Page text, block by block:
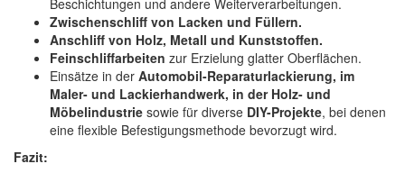
Zwischenschliff von Lacken und Füllern.
Anschliff von Holz, Metall und Kunststoffen.
Feinschliffarbeiten zur Erzielung glatter Oberflächen.
Einsätze in der Automobil-Reparaturlackierung, im
Maler- und Lackierhandwerk, in der Holz- und
Möbelindustrie sowie für diverse DIY-Projekte, bei denen
eine flexible Befestigungsmethode bevorzugt wird.
Fazit: